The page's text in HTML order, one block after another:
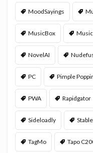
MoodSayings
MusicBox
NovelAI
PC Pimple
PWA Rapidgator
Sideloadly
TagMo Tapo